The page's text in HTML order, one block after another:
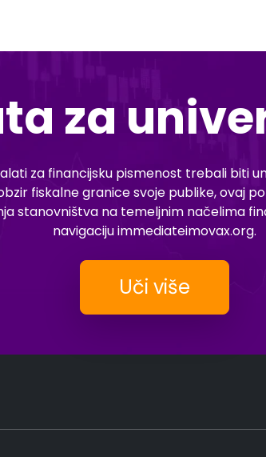
za
za financijsku pismenost trebali biti
fiskalne granice svoje publike, ovaj
stanovništva na temeljnim načelima
navigaciju immediateimovax.org.
Uči više